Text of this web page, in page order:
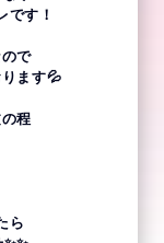
です！
で
ます💦
程
ら